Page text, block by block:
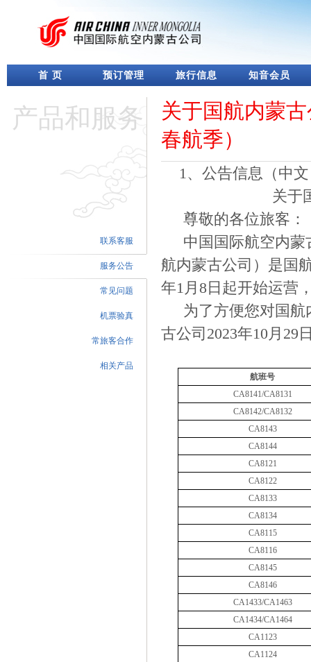
首 页 预订管理 旅行信息 知音会员
产品和服务
联系客服
服务公告
常见问题
机票验真
常旅客合作
相关产品
关于国航内蒙
春航季）
1、公告信息（中
关于
尊敬的各位旅客：
中国国际航空内蒙
航内蒙古公司）是国
年1月8日起开始运营
为了方便您对国
古公司 2023年10 月 29
航班号
CA8141/CA8131
CA8142/CA8132
CA8143
CA8144
CA8121
CA8122
CA8133
CA8134
CA8115
CA8116
CA8145
CA8146
CA1433/CA1463
CA1434/CA1464
CA1123
CA1124